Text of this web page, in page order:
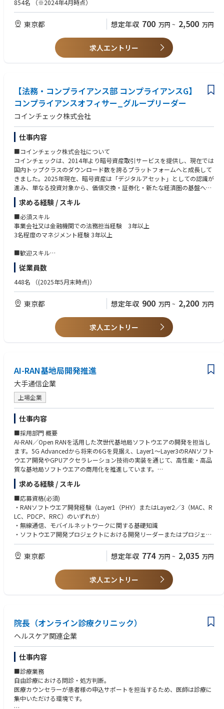
で、クライアントの状況に応じて柔軟に関与いただきます。
◆生成AIなどの最新技術を活用した構想策定
◆PoC（概念実証）の計画策定と、実行環境の構築を含めた実践的支援
◆開発体制の強化（アジャイルコーチとして参画し、スピーディで柔軟な
・製造業会社様のDX支援
大手製造業におけるデジタルマーケティング推進に向けて、構想策定から
PoCの設計・実行までを支援。社内に専門人材が不在の中、マーケティン
グ業務の設計とプロセス定着を両立し、実行可能な業務改革モデルを構築
しました。部門横断の連携を促進し、マーケティングの全社展開に向けた
実行体制の土台づくりを実現しました。
・IPO準備中スタートアップ会社様の基盤システム刷新プロジェクト
・大手保険会社の業務改善プロジェクト
大手生命保険会社において、生成AIを活用したRAG（Retrieval-Augmented
Generation）構築を支援。ESG評価などに用いる膨大な非構造データの整
理・活用を目的に、システム化構想からアジャイル型チームの立ち上げ、
実行計画策定までを一気通貫でリードしました。業務部門・企画部門・情
報システム部など部門横断の合意形成を図り、デジタル活用に向けた組織
変革を後押ししました。
・大手外資コンサル企業の社内基幹システムのクラウドマイグレーション
プロジェクト
大手コンサルティングファームの基幹システム刷新プロジェクトにおい
高いエンジニアをアサインし、TypeScript/Node.jsによる開発推進、Play
wrightを用いた自動テスト導入など、技術面からプロジェクトの立て直し
を支援しました。QA体制の構築や他ベンダーとの連携も担い、品質・スピ
ード両面での改善に貢献しました。
・生成AI（LLM）開発・社内活用推進プロジェクト
◎組織について
なチームを組成できる、少数精鋭の組織体制です。
組織規模がコンパクトな分、年齢や年次に関係なく意見を出し合えるフラ
験
・相手の立場や背景を汲みながら、わかりやすく説明・交渉するのが得意
・組織課題に対して主体的に業務改善に取り組まれたご経験
・アジャイル/スクラムへの興味関心
・年齢や役職に関係なく、フィードバックを受け取って行動に移せる柔軟
さがある方
・「どうやったらもっと良くなるか？」を考えて、行動までできる方
・困っているメンバーに気づいて、声をかけてくれるような方
・「やってみたい」と思ったら、まず手を動かしてみるチャレンジ精神が
ある方
854名 （※2024年4月時点）
東京都 想定年収 700 万円 ~ 2,500 万円
求人エントリー
【法務・コンプライアンス部 コンプライアンスG】
コンプライアンスオフィサー_グループリーダー
コインチェック株式会社
仕事内容
■コインチェック株式会社について
コインチェックは、2014年より暗号資産取引サービスを提供し、現在では
国内トップクラスのダウンロード数を誇るプラットフォームへと成長して
きました。2025年現在、暗号資産は「デジタルアセット」としての認識が
進み、単なる投資対象から、価値交換・証券化・新たな経済圏の基盤へと
変容しつつあります。
私たちはこの社会的な変化を、サービスとして実装するテック集団です。
マネックスグループの一員として、高いコンプライアンス水準を守りなが
らも、新規サービスの立ち上げやブロックチェーン領域への挑戦など、ス
ます。
インフラ、セキュリティ、バックエンドといったプロダクトの基盤は、す
べて自社開発。数秒単位で価格が動く世界においても、安定かつスケーラ
ブルな体験を提供することは、シンプルながら極めて高度なチャレンジで
す。こうした技術的課題を楽しめる方が、金融やEC、SaaSなどさまざま
な業界からジョインし、活躍しています。
コインチェックが求めているのは、「クリプトに詳しい方」だけではあり
ません。「今は詳しくないけれど、社会構造を変える技術に携わりたい」
私たちと一緒に、次の経済基盤を創り出しませんか？
■現状の課題
・組織基盤の強化
ナスダック上場および金商法対応に伴い、プロジェクトが質・量ともに増
加しています。さらなる事業加速と強固なガバナンスを両立させるため、
組織キャパシティの一段階引き上げが急務となっています。
・専門知見の深化
より専門的かつ実務的な知見を持つ人材を配置し、事業スピードを落とさ
ずに守りを固める体制構築が急務です。
これらを解決するためには、人材・組織の強化が必要であると考えていま
す。
■配属部門について
・法務・コンプライアンス本部は約20名、プロパーの社員に加え外部アド
バイザー、警察からの出向者等、多様なバックグラウンドのプロフェッシ
ョナルが在籍しています。同本部は法務・コンプライアンス部(法務・審査
グループ、コンプライアンスグループ)、金融犯罪対策部にて構成されてい
ます。
・「論理的思考」を重視しながらも、ドライすぎず、日常的な雑談やコミ
ュニケーションを大切にする心の余裕を持ったチームです。
当本部は、「ソリューションプロバイダー」と「ゲートキーパー」という
2つの重要な役割を両輪（表裏一体）として担っています。
プロセスを提案します。
ゲートキーパー: 法令遵守の観点から守るべき一線を守り、企業と顧客を
安全に保護します。
ただ「ダメ」と止めるのではなく、「こちらに進むためにはどうすべき
か」を論理的に整理し、事業推進と適正なリスク管理を同時に実現しま
す。
■主に担当していただくこと
・契約書の作成・レビュー
国内外のパートナー企業や取引先との各種契約書（業務提携、システム開
求める経験 / スキル
■必須スキル
事業会社又は金融機関での法務担当経験 3年以上
3名程度のマネジメント経験 3年以上
■歓迎スキル
利用者交付書面の作成経験者
金融機関所属で当局との折衝経験者
複数の関係者の認識を合わせながら自ら物事を前に進めることができるプ
ロジェクトマネジメントスキル
■求める人物像
様々なバックグラウンド・異なるスキル経験を持つメンバーの意見を尊重
誠実な行動や共感で人やチームを動かせること
早く実行し、早く改善する為の行動ができること
新しい分野・プロダクトへの興味関心があること
従業員数
448名 （(2025年5月末時点)）
東京都 想定年収 900 万円 ~ 2,200 万円
求人エントリー
AI-RAN基地局開発推進
大手通信企業
上場企業
仕事内容
■採用部門 概要
AI-RAN／Open RANを活用した次世代基地局ソフトウエアの開発を担当し
ます。5G Advancedから将来の6Gを見据え、Layer1～Layer3のRANソフト
ウエア開発やGPUアクセラレーション技術の実装を通じて、高性能・高品
質な基地局ソフトウエアの商用化を推進しています。
■職務内容
【ミッション】
AI-RAN基地局開発を推進し、開発プロセスおよび開発体制の継続的な改善
を通じて、5G Advancedおよび将来の6G時代を支える基地局ソフトウエ
アの商用化に貢献していただきます。
・AI-RAN基地局開発の推進
・開発計画の策定および進捗・品質管理
・開発チーム横断での課題管理・推進
・開発プロセスおよび開発体制の継続的な改善
・品質・生産性向上に向けた施策の企画・推進
・開発チーム、関係部門およびパートナーとの調整・課題解決
・プロジェクト状況の可視化およびレポーティング
■仕事の魅力
・AI-RAN／Open RANの商用化を支える開発推進の中核として活躍できま
す。
・最先端のRANソフトウエア開発を技術・プロジェクトマネジメントの両
面から推進できます。
・開発プロセスや開発体制の継続的な改善を通じて、開発組織全体へ大き
求める経験 / スキル
■応募資格(必須)
・RANソフトウエア開発経験（Layer1（PHY）またはLayer2／3（MAC、R
LC、PDCP、RRC）のいずれか）
・無線通信、モバイルネットワークに関する基礎知識
・ソフトウエア開発プロジェクトにおける開発リーダーまたはプロジェク
ト推進経験
・開発計画策定、進捗管理、品質管理の実務経験
■応募資格(歓迎)
・C／C++などを用いた組込み／通信ソフトウエア開発経験
・Open RAN、vRAN、AI-RANなど次世代RANアーキテクチャに関する知
・英語による社内外とのコミュニケーション能力
・英語ドキュメントの読解
東京都 想定年収 774 万円 ~ 2,035 万円
求人エントリー
院長（オンライン診療クリニック）
ヘルスケア関連企業
仕事内容
■診療業務
自由診療における問診・処方判断。
医療カウンセラーが患者様の申込サポートを担当するため、医師は診療に
集中いただける環境です。